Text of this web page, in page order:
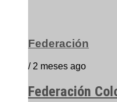
Federación
/ 2 meses ago
Federación